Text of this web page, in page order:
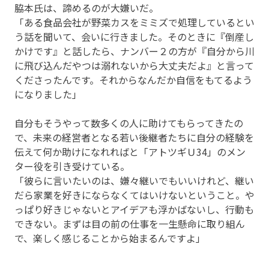
脇本氏は、諦めるのが大嫌いだ。
「ある食品会社が野菜カスをミミズで処理しているとい
う話を聞いて、会いに行きました。そのときに『倒産し
かけです』と話したら、ナンバー２の方が『自分から川
に飛び込んだやつは溺れないから大丈夫だよ』と言って
くださったんです。それからなんだか自信をもてるよう
になりました」
自分もそうやって数多くの人に助けてもらってきたの
で、未来の経営者となる若い後継者たちに自分の経験を
伝えて何か助けになれればと「アトツギＵ34」のメン
ター役を引き受けている。
「彼らに言いたいのは、嫌々継いでもいいけれど、継い
だら家業を好きにならなくてはいけないということ。や
っぱり好きじゃないとアイデアも浮かばないし、行動も
できない。まずは目の前の仕事を一生懸命に取り組ん
で、楽しく感じることから始まるんですよ」